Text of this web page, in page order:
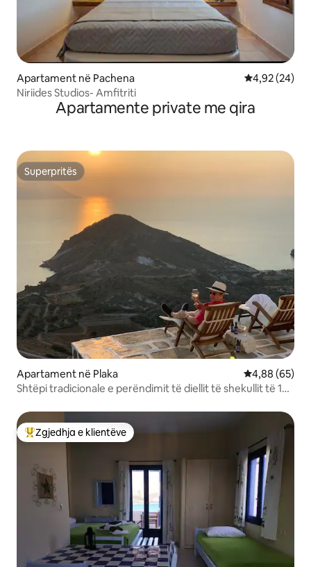
Apartament në Pachena Vlerësimi
4,92 (24)
Niriides Studios- Amfitriti
Apartamente private me qira
Superpritës
Superpritës
Apartament në Plaka Vlerësimi
4,88 (65)
Shtëpi tradicionale e perëndimit të diellit të shekullit të 18-
Më të mirat e zgjedhjeve të klientëve
Zgjedhja e klientëve